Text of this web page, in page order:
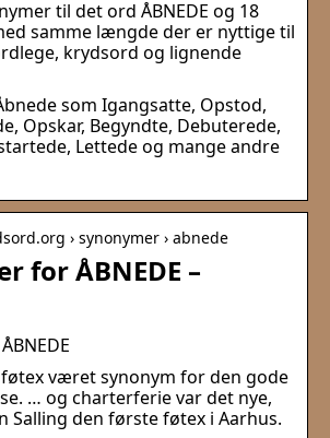
til det ord ÅBNEDE og 18
samme længde der er nyttige til
krydsord og lignende
som Igangsatte, Opstod,
Opskar, Begyndte, Debuterede,
Lettede og mange andre
› synonymer › abnede
for ÅBNEDE –
føtex været synonym for den gode
… og charterferie var det nye,
Salling den første føtex i Aarhus.